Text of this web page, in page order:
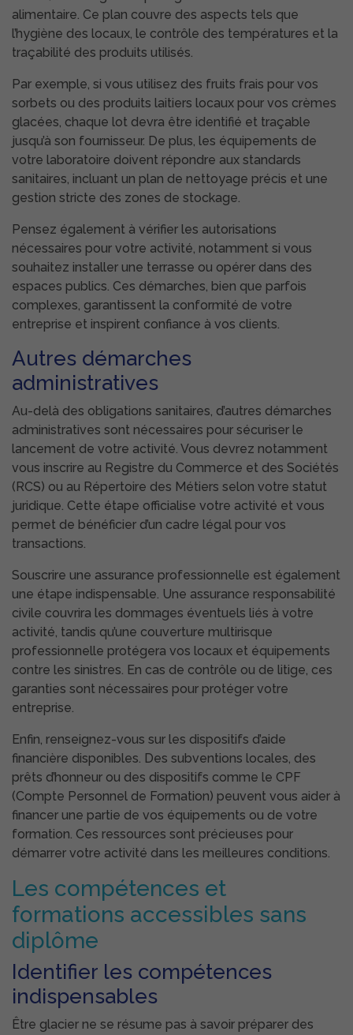
alimentaire. Ce plan couvre des aspects tels que
l’hygiène des locaux, le contrôle des températures et la
traçabilité des produits utilisés.
Par exemple, si vous utilisez des fruits frais pour vos
sorbets ou des produits laitiers locaux pour vos crèmes
glacées, chaque lot devra être identifié et traçable
jusqu’à son fournisseur. De plus, les équipements de
votre laboratoire doivent répondre aux standards
sanitaires, incluant un plan de nettoyage précis et une
gestion stricte des zones de stockage.
Pensez également à vérifier les autorisations
nécessaires pour votre activité, notamment si vous
souhaitez installer une terrasse ou opérer dans des
espaces publics. Ces démarches, bien que parfois
complexes, garantissent la conformité de votre
entreprise et inspirent confiance à vos clients.
Autres démarches
administratives
Au-delà des obligations sanitaires, d’autres démarches
administratives sont nécessaires pour sécuriser le
lancement de votre activité. Vous devrez notamment
vous inscrire au Registre du Commerce et des Sociétés
(RCS) ou au Répertoire des Métiers selon votre statut
juridique. Cette étape officialise votre activité et vous
permet de bénéficier d’un cadre légal pour vos
transactions.
Souscrire une assurance professionnelle est également
une étape indispensable. Une assurance responsabilité
civile couvrira les dommages éventuels liés à votre
activité, tandis qu’une couverture multirisque
professionnelle protégera vos locaux et équipements
contre les sinistres. En cas de contrôle ou de litige, ces
garanties sont nécessaires pour protéger votre
entreprise.
Enfin, renseignez-vous sur les dispositifs d’aide
financière disponibles. Des subventions locales, des
prêts d’honneur ou des dispositifs comme le CPF
(Compte Personnel de Formation) peuvent vous aider à
financer une partie de vos équipements ou de votre
formation. Ces ressources sont précieuses pour
démarrer votre activité dans les meilleures conditions.
Les compétences et
formations accessibles sans
diplôme
Identifier les compétences
indispensables
Être glacier ne se résume pas à savoir préparer des